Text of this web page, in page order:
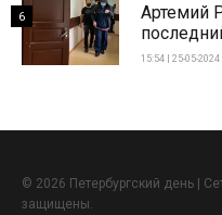
Артемий
15:54 | 25-05-2024
6
© 2026 Петербургский день |
защищены.